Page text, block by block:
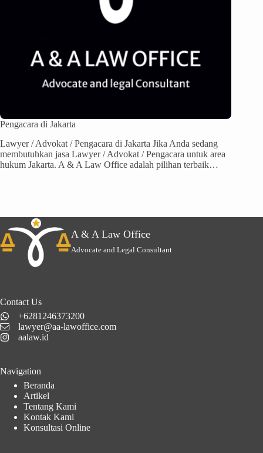
Pengacara di Jakarta
Lawyer / Advokat / Pengacara di Jakarta Jika Anda sedang
membutuhkan jasa Lawyer / Advokat / Pengacara untuk area
hukum Jakarta. A & A Law Office adalah pilihan terbaik…
A & A Law Office
Advocate and Legal Consultant
Contact Us
+6281246373200
lawyer@aa-lawoffice.com
aalaw.id
Navigation
Beranda
Artikel
Tentang Kami
Kontak Kami
Konsultasi Online